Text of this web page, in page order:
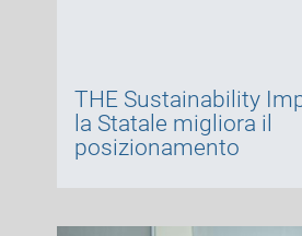
THE Sustainability
la Statale migliora il
posizionamento